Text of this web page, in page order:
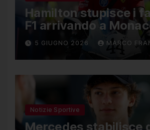
Hamilton stupisce i
F1 arrivando a
una Ducati in
limitata
5 GIUGNO 2026 MARCO
Notizie Sportive
Mercedes stabilisce